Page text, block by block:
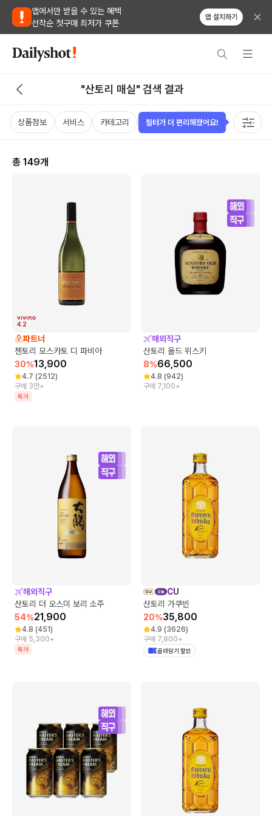
앱에서만 받을 수 있는 혜택
선착순 첫구매 최저가 쿠폰
앱 설치하기
"산토리 매실" 검색 결과
상품정보 서비스 카테고리 가격 비비노점수 국가 용량
총 149개
4.2
파트너
첸토리 모스카토 디 파비아
30%13,900
4.7 (2512)
구매 3만+
특가
해외직구
산토리 올드 위스키
8%66,500
4.8 (942)
구매 7,100+
해외직구
산토리 더 오스미 보리 소주
54%21,900
4.8 (451)
구매 5,300+
특가
CU
산토리 가쿠빈
20%35,800
4.9 (3626)
구매 7,800+
골라담기 할인
필터가 더 편리해졌어요!